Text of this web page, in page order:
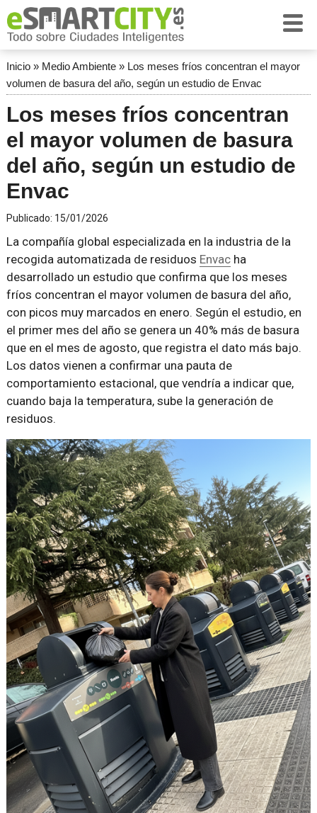
Inicio» Medio Ambiente» Los meses fríos concentran el mayor
volumen de basura del año, según un estudio de Envac
Los meses fríos concentran
el mayor volumen de basura
del año, según un estudio de
Envac
Publicado: 15/01/2026
La compañía global especializada en la industria de la
recogida automatizada de residuos Envacha
desarrollado un estudio que confirma que los meses
fríos concentran el mayor volumen de basura del año,
con picos muy marcados en enero. Según el estudio, en
el primer mes del año se genera un 40% más de basura
que en el mes de agosto, que registra el dato más bajo.
Los datos vienen a confirmar una pauta de
comportamiento estacional, que vendría a indicar que,
cuando baja la temperatura, sube la generación de
residuos.